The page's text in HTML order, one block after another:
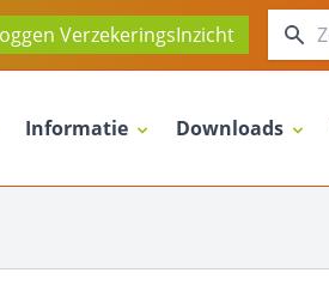
VerzekeringsInzicht Zoeken
Informatie Downloads